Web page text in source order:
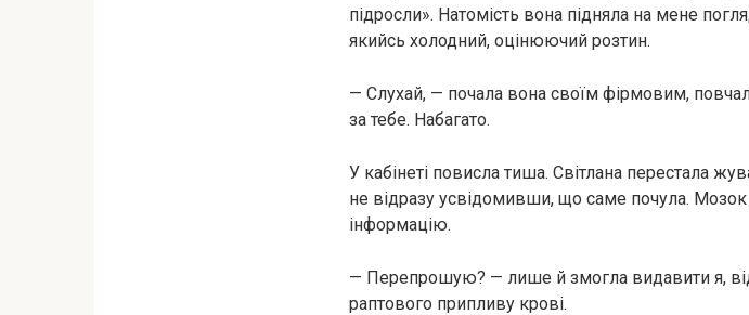
підросли». Натомість вона підняла на мене
якийсь холодний, оцінюючий розтин.
— Слухай, — почала вона своїм фірмовим,
за тебе. Набагато.
У кабінеті повисла тиша. Світлана перестала
не відразу усвідомивши, що саме почула.
інформацію.
— Перепрошую? — лише й змогла видавити я,
раптового припливу крові.